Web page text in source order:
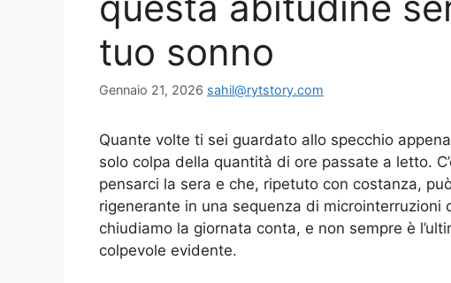
tuo sonno
Gennaio 21, 2026 sahil@rytstory.com
Quante volte ti sei guardato allo specchio
solo colpa della quantità di ore passate a letto.
pensarci la sera e che, ripetuto con costanza,
rigenerante in una sequenza di microinterruzioni
chiudiamo la giornata conta, e non sempre è
colpevole evidente.